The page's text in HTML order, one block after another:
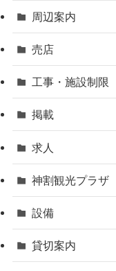
周辺案内
売店
工事・施設制限
掲載
求人
神割観光プラザ
設備
貸切案内